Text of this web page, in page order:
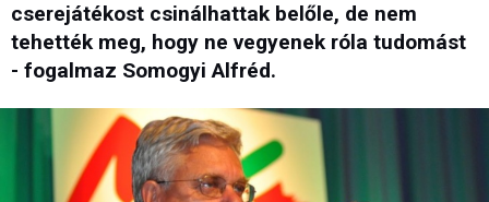
cserejátékost csinálhattak belőle, de nem
tehették meg, hogy ne vegyenek róla tudomást
- fogalmaz Somogyi Alfréd.